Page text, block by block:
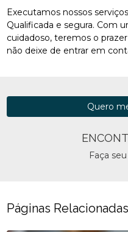
Executamos nossos
Qualificada e segura. Com
cuidadoso, teremos o
não deixe de entrar em
Faça
Quero
Páginas Relacionadas